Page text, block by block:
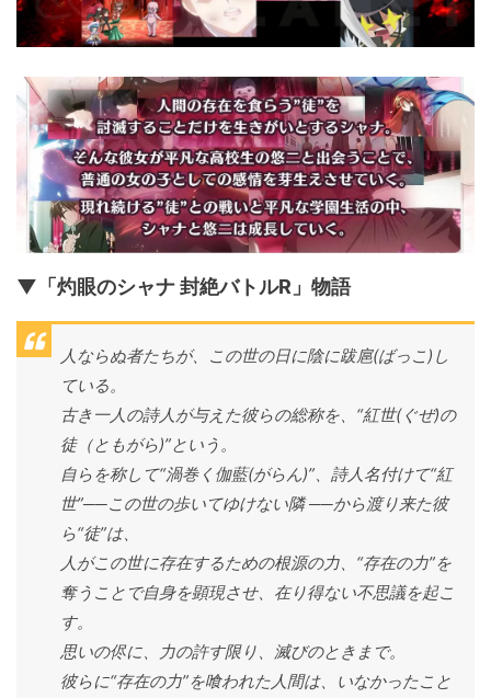
▼「灼眼のシャナ 封絶バトルR」物語
人ならぬ者たちが、この世の日に陰に跋扈(ばっこ)し
ている。
古き一人の詩人が与えた彼らの総称を、“紅世(ぐぜ)の
徒（ともがら)”という。
自らを称して“渦巻く伽藍(がらん)”、詩人名付けて“紅
世”──この世の歩いてゆけない隣 ──から渡り来た彼
ら“徒”は、
人がこの世に存在するための根源の力、“存在の力”を
奪うことで自身を顕現させ、在り得ない不思議を起こ
す。
思いの侭に、力の許す限り、滅びのときまで。
彼らに“存在の力”を喰われた人間は、いなかったこと